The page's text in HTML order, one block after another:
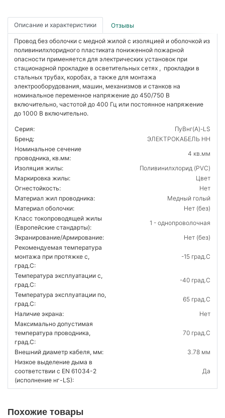
Описание и характеристики Отзывы
Провод без оболочки с медной жилой с изоляцией и оболочкой из
поливинилхлоридного пластиката пониженной пожарной
опасности применяется для электрических установок при
стационарной прокладке в осветительных сетях , прокладки в
стальных трубах, коробах, а также для монтажа
электрооборудования, машин, механизмов и станков на
номинальное переменное напряжение до 450/750 В
включительно, частотой до 400 Гц или постоянное напряжение
до 1000 В включительно.
Серия:
ПуВнг(А)-LS
Бренд:
ЭЛЕКТРОКАБЕЛЬ НН
Номинальное сечение
проводника, кв.мм:
4 кв.мм
Изоляция жилы:
Поливинилхлорид (PVC)
Маркировка жилы:
Цвет
Огнестойкость:
Нет
Материал жил проводника:
Медный голый
Материал оболочки:
Нет (без)
Класс токопроводящей жилы
(Европейские стандарты):
1 - однопроволочная
Экранирование/Армирование:
Нет (без)
Рекомендуемая температура
монтажа при протяжке с,
град.C:
-15 град.C
Температура эксплуатации с,
град.C:
-40 град.C
Температура эксплуатации по,
град.C:
65 град.C
Наличие экрана:
Нет
Максимально допустимая
температура проводника,
град.C:
70 град.C
Внешний диаметр кабеля, мм:
3.78 мм
Низкое выделение дыма в
соответствии с EN 61034-2
(исполнение нг-LS):
Да
Похожие товары